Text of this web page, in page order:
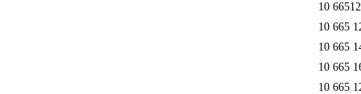
10
10 665
10 665
10 665
10 665